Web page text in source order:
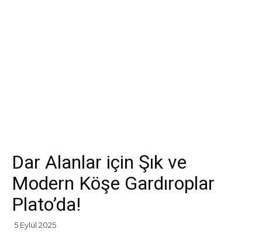
Dar Alanlar için Şık ve
Modern Köşe Gardıroplar
Plato’da!
5 Eylül 2025